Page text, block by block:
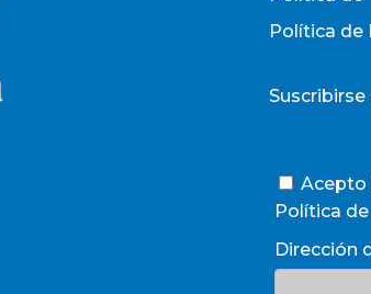
Política de
Acepto
Política
Dirección